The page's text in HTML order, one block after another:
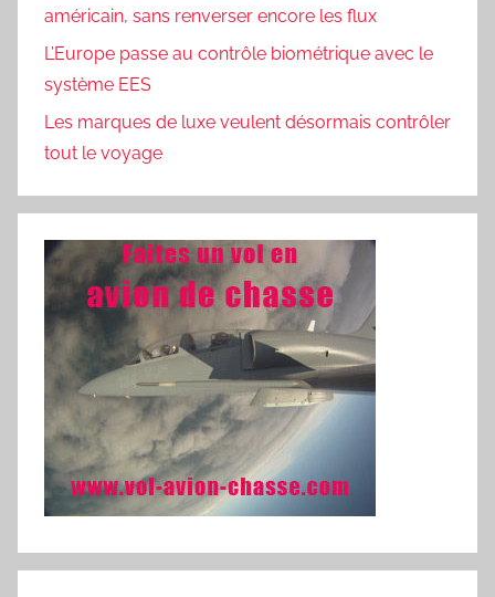
américain, sans renverser encore les flux
L’Europe passe au contrôle biométrique avec le
système EES
Les marques de luxe veulent désormais contrôler
tout le voyage